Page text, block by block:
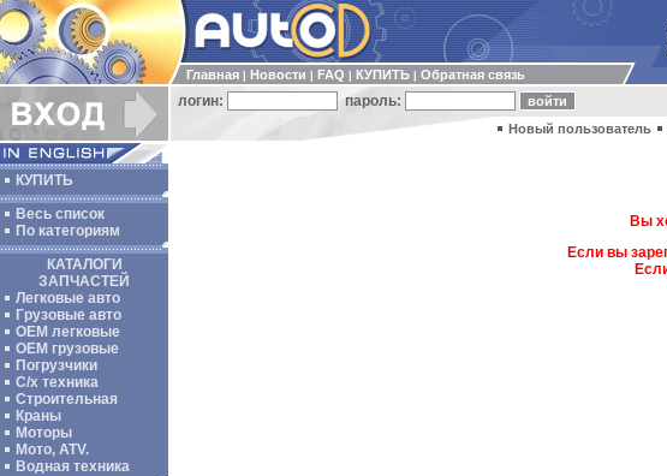
Главная Новости FAQ КУПИТЬ Обратная связь
логин: пароль:
Новый пользователь
КУПИТЬ
Весь список
По категориям
КАТАЛОГИ
ЗАПЧАСТЕЙ
Легковые авто
Грузовые авто
ОЕМ легковые
OEM грузовые
Погрузчики
С/х техника
Строительная
Краны
Моторы
Мото, ATV.
Водная техника
Вы
Если вы